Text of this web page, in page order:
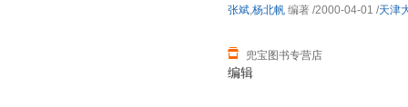
编辑
兜宝图书专营店
张斌,杨北帆 编著 /2000-04-01 /天津